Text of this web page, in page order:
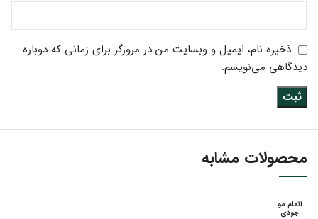
ذخیره نام، ایمیل و وبسایت من در مرورگر برای زمانی که دوباره
دیدگاهی می‌نویسم.
محصولات مشابه
اتمام مو
جودی